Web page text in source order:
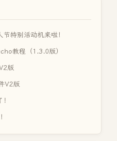
特别活动机来啦！
教程（1.3.0版）
版
V2版